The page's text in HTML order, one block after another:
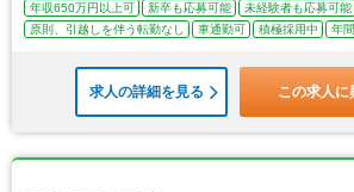
年収650万円以上可 新卒も応募可能
未経験者も応募可能
原則、引越しを伴う転勤なし
車通勤可 積極採用中 年
求人の詳細を見る この求人に